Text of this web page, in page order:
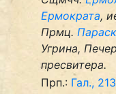
Ермократа,
Прмц.
Угрина,
пресвитера.
Прп.: Гал.,